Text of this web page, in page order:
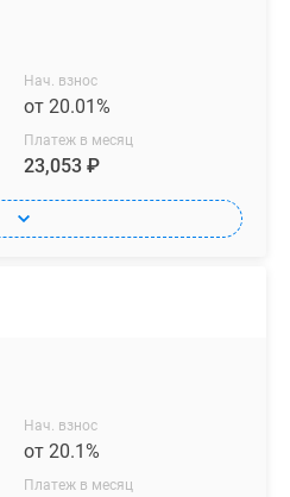
Нач. взнос
от 20.01%
Платеж в месяц
23,053 ₽
Нач. взнос
от 20.1%
Платеж в месяц